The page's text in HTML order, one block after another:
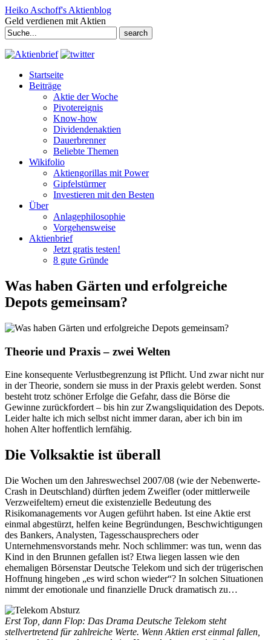
Heiko Aschoff's Aktienblog
Geld verdienen mit Aktien
Search
for:
Startseite
Beiträge
Aktie der Woche
Pivotereignis
Know-how
Dividendenaktien
Dauerbrenner
Beliebte Themen
Wikifolio
Aktiengorillas mit Power
Gipfelstürmer
Investieren mit den Besten
Über
Anlagephilosophie
Vorgehensweise
Aktienbrief
Jetzt gratis testen!
8 gute Gründe
Was haben Gärten und erfolgreiche
Depots gemeinsam?
Theorie und Praxis – zwei Welten
Eine konsequente Verlustbegrenzung ist Pflicht. Und zwar nicht nur
in der Theorie, sondern sie muss in der Praxis gelebt werden. Sonst
besteht trotz schöner Erfolge die Gefahr, dass die Börse die
Gewinne zurückfordert – bis hin zur Zwangsliquidation des Depots.
Leider halte ich mich selbst nicht immer daran, aber ich bin im
hohen Alter hoffentlich lernfähig.
Die Volksaktie ist überall
Die Wochen um den Jahreswechsel 2007/08 (wie der Nebenwerte-
Crash in Deutschland) dürften jedem Zweifler (oder mittlerweile
Verzweifeltem) erneut die existenzielle Bedeutung des
Risikomanagements vor Augen geführt haben. Ist eine Aktie erst
einmal abgestürzt, helfen keine Begründungen, Beschwichtigungen
des Bankers, Analysten, Tagesschausprechers oder
Unternehmensvorstands mehr. Noch schlimmer: was tun, wenn das
Kind in den Brunnen gefallen ist? Etwa liegen lassen wie den
ehemaligen Börsenstar Deutsche Telekom und sich der trügerischen
Hoffnung hingeben „es wird schon wieder“? In solchen Situationen
nimmt der emotionale und finanzielle Druck dramatisch zu…
Erst Top, dann Flop: Das Drama Deutsche Telekom steht
stellvertretend für zahlreiche Werte. Wenn Aktien erst einmal fallen,